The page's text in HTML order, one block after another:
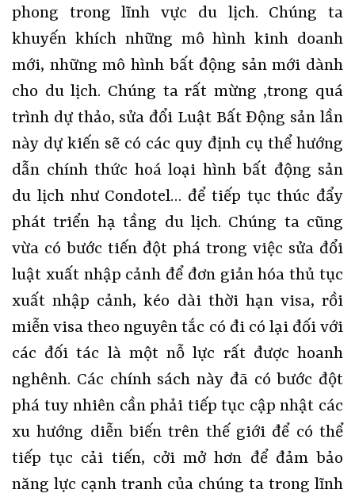
phong trong lĩnh vực du lịch. Chúng ta
khuyến khích những mô hình kinh doanh
mới, những mô hình bất động sản mới dành
cho du lịch. Chúng ta rất mừng ,trong quá
trình dự thảo, sửa đổi Luật Bất Động sản lần
này dự kiến sẽ có các quy định cụ thể hướng
dẫn chính thức hoá loại hình bất động sản
du lịch như Condotel… để tiếp tục thúc đẩy
phát triển hạ tầng du lịch. Chúng ta cũng
vừa có bước tiến đột phá trong việc sửa đổi
luật xuất nhập cảnh để đơn giản hóa thủ tục
xuất nhập cảnh, kéo dài thời hạn visa, rồi
miễn visa theo nguyên tắc có đi có lại đối với
các đối tác là một nỗ lực rất được hoanh
nghênh. Các chính sách này đã có bước đột
phá tuy nhiên cần phải tiếp tục cập nhật các
xu hướng diễn biến trên thế giới để có thể
tiếp tục cải tiến, cởi mở hơn để đảm bảo
năng lực cạnh tranh của chúng ta trong lĩnh